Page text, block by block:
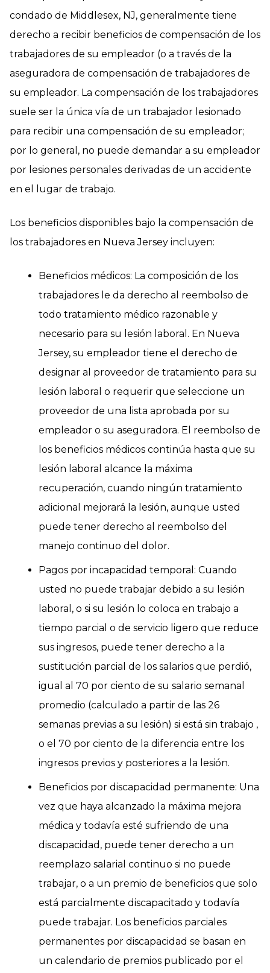
condado de Middlesex, NJ, generalmente tiene
derecho a recibir beneficios de compensación de los
trabajadores de su empleador (o a través de la
aseguradora de compensación de trabajadores de
su empleador. La compensación de los trabajadores
suele ser la única vía de un trabajador lesionado
para recibir una compensación de su empleador;
por lo general, no puede demandar a su empleador
por lesiones personales derivadas de un accidente
en el lugar de trabajo.
Los beneficios disponibles bajo la compensación de
los trabajadores en Nueva Jersey incluyen:
Beneficios médicos: La composición de los
trabajadores le da derecho al reembolso de
todo tratamiento médico razonable y
necesario para su lesión laboral. En Nueva
Jersey, su empleador tiene el derecho de
designar al proveedor de tratamiento para su
lesión laboral o requerir que seleccione un
proveedor de una lista aprobada por su
empleador o su aseguradora. El reembolso de
los beneficios médicos continúa hasta que su
lesión laboral alcance la máxima
recuperación, cuando ningún tratamiento
adicional mejorará la lesión, aunque usted
puede tener derecho al reembolso del
manejo continuo del dolor.
Pagos por incapacidad temporal: Cuando
usted no puede trabajar debido a su lesión
laboral, o si su lesión lo coloca en trabajo a
tiempo parcial o de servicio ligero que reduce
sus ingresos, puede tener derecho a la
sustitución parcial de los salarios que perdió,
igual al 70 por ciento de su salario semanal
promedio (calculado a partir de las 26
semanas previas a su lesión) si está sin trabajo ,
o el 70 por ciento de la diferencia entre los
ingresos previos y posteriores a la lesión.
Beneficios por discapacidad permanente: Una
vez que haya alcanzado la máxima mejora
médica y todavía esté sufriendo de una
discapacidad, puede tener derecho a un
reemplazo salarial continuo si no puede
trabajar, o a un premio de beneficios que solo
está parcialmente discapacitado y todavía
puede trabajar. Los beneficios parciales
permanentes por discapacidad se basan en
un calendario de premios publicado por el